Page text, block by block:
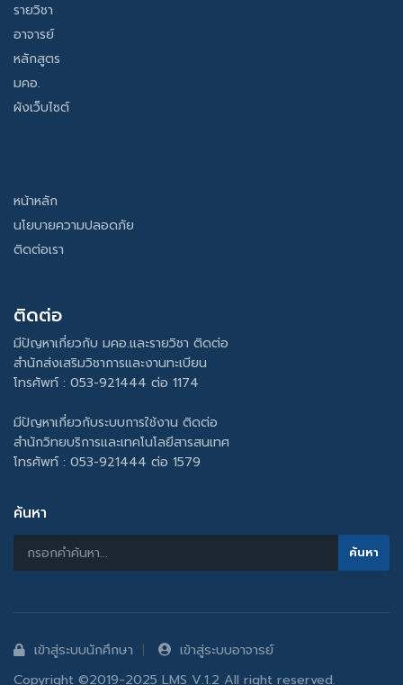
รายวิชา
อาจารย์
หลักสูตร
มคอ.
ผังเว็บไซต์
หน้าหลัก
นโยบายความปลอดภัย
ติดต่อเรา
ติดต่อ
มีปัญหาเกี่ยวกับ มคอ.และรายวิชา ติดต่อ
สำนักส่งเสริมวิชาการและงานทะเบียน
โทรศัพท์ : 053-921444 ต่อ 1174
มีปัญหาเกี่ยวกับระบบการใช้งาน ติดต่อ
สำนักวิทยบริการและเทคโนโลยีสารสนเทศ
โทรศัพท์ : 053-921444 ต่อ 1579
ค้นหา
เข้าสู่ระบบนักศึกษา
เข้าสู่ระบบอาจารย์
Copyright ©2019-2025 LMS V.1.2 All right reserved.